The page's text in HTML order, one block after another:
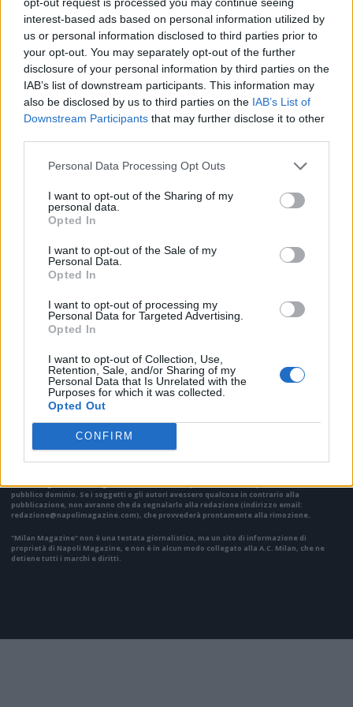
interest-based ads based on personal information utilized by
us or personal information disclosed to third parties prior to
your opt-out. You may separately opt-out of the further
disclosure of your personal information by third parties on the
IAB’s list of downstream participants. This information may
also be disclosed by us to third parties on the IAB’s List of
Downstream Participants that may further disclose it to other
Personal Data Processing Opt Outs
I want to opt-out of the Sharing of my
personal data.
Opted In
I want to opt-out of the Sale of my
Personal Data.
Opted In
I want to opt-out of processing my
Personal Data for Targeted Advertising.
Opted In
I want to opt-out of Collection, Use,
Retention, Sale, and/or Sharing of my
Personal Data that Is Unrelated with the
Purposes for which it was collected.
Opted Out
CONFIRM
prendi gol". Allegri ha affrontato il tema delle possibili
partenze di Gimenez e Musah: "Non ho parlato con loro, c'era
una partita importante e non bisogna spendere energie per il
mercato. Per il bene di tutti era giusto pensare solo alla
partita, domani la società penserà al da farsi per riportare il
Milan a essere competitivo".
VAI ALLA VERSIONE CLASSICA
Il materiale (testo, foto e video) consultabile in questo portale è di nostra proprietà.
Alcune foto (screenshot) ed articoli presenti su "Milan Magazine" sono in parte giunti da
con immagini e testi allegati ed autorizzati alla pubblicazione, e quindi valutati di
pubblico dominio. Se i soggetti o gli autori avessero qualcosa in contrario alla
pubblicazione, non avranno che da segnalarlo alla redazione (indirizzo email:
redazione@napolimagazine.com), che provvederà prontamente alla rimozione.
"Milan Magazine" non è una testata giornalistica, ma un sito di informazione di
proprietà di Napoli Magazine, e non è in alcun modo collegato alla A.C. Milan, che ne
detiene tutti i marchi e diritti.